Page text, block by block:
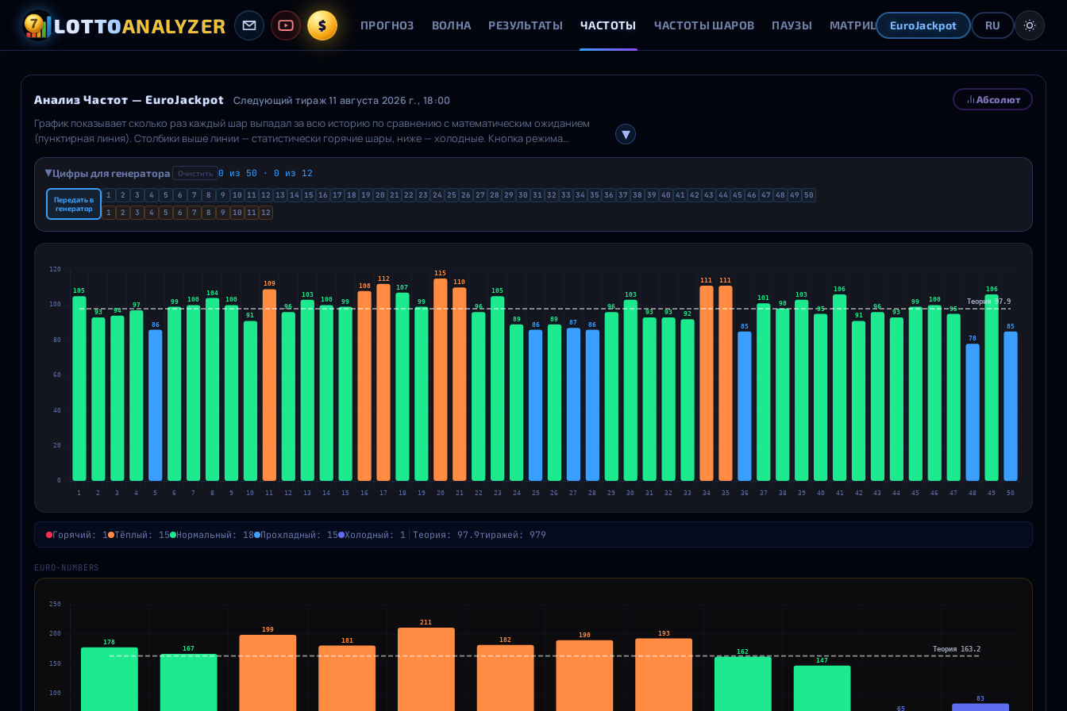
LOTTOANALYZER $ ПРОГНОЗ ВОЛНА РЕЗУЛЬТАТЫ ЧАСТОТЫ ЧАСТОТЫ ШАРОВ ПАУЗЫ МАТРИЦА ОТКЛОНЕНИЯ ГЕНЕРАТОР
EuroJackpot RU
Анализ Частот — EuroJackpot Следующий тираж 11 августа 2026 г., 18:00 Абсолют
График показывает сколько раз каждый шар выпадал за всю историю по сравнению с математическим ожиданием
(пунктирная линия). Столбики выше линии — статистически горячие шары, ниже — холодные. Кнопка режима
панель показывает распределение шаров по категориям: горячие, тёплые, нормальные, прохладные, холодные.
Наведите на столбик для детальной статистики. Если у лотереи есть дополнительные шары, отдельный график
отображается ниже.
▶ Цифры для генератора Очистить 0 из 50 · 0 из 12
Передать в
генератор
1 2 3 4 5 6 7 8 9 10 11 12 13 14 15 16 17 18 19 20 21 22 23 24 25 26 27 28 29 30 31 32 33 34 35 36 37 38 39 40 41 42 43 44 45 46 47 48 49 50
1
2 3 4 5 6 7 8 9 10 11 12
Горячий: 1 Тёплый: 15 Нормальный: 18 Прохладный: 15 Холодный: 1 Теория: 97.9тиражей: 979
EURO-NUMBERS